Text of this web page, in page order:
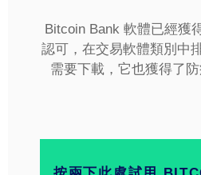
Bitcoin Bank 軟體已經獲
認可，在交易軟體類別中
需要下載，它也獲得了防